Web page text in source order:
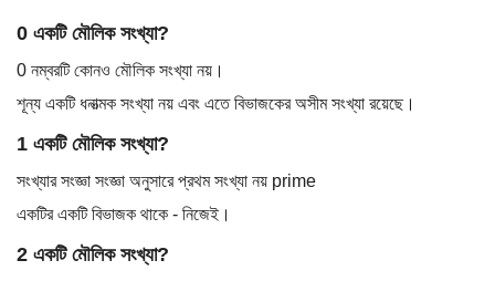
0 একটি মৌলিক সংখ্যা?
0 নম্বরটি কোনও মৌলিক সংখ্যা নয়।
শূন্য একটি ধনাত্মক সংখ্যা নয় এবং এতে বিভাজকের অসীম সংখ্যা রয়েছে।
1 একটি মৌলিক সংখ্যা?
সংখ্যার সংজ্ঞা সংজ্ঞা অনুসারে প্রথম সংখ্যা নয় prime
একটির একটি বিভাজক থাকে - নিজেই।
2 একটি মৌলিক সংখ্যা?